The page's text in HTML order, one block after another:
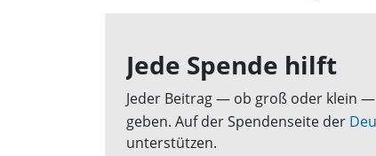
Jede Spende hilft
Jeder Beitrag — ob groß oder klein
geben. Auf der Spendenseite der
unterstützen.